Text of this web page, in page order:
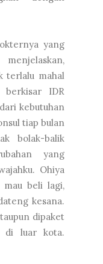
yang
terlalu mahal
berkisar IDR
kebutuhan
tiap bulan
bolak-balik
yang
Ohiya
mau beli lagi,
kesana.
dipaket
di luar kota.